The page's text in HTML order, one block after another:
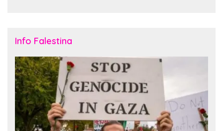
Info Falestina